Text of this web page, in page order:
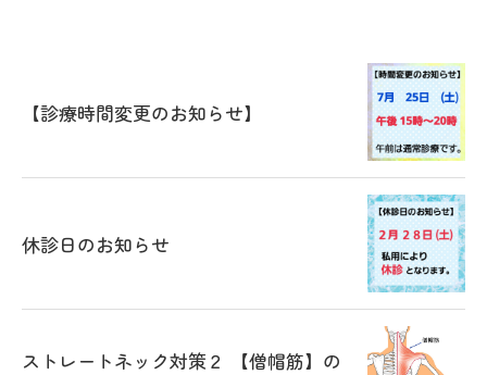
【診療時間変更のお知らせ】
休診日のお知らせ
ストレートネック対策２ 【僧帽筋】の